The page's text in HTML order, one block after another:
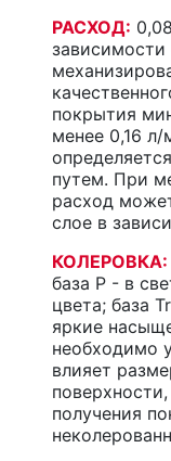
РАСХОД:
покрытия
менее 0,16 л/
путем. При
расход
слое в
КОЛЕРОВКА:
база P - в
цвета; база
яркие
необходимо
влияет
получения